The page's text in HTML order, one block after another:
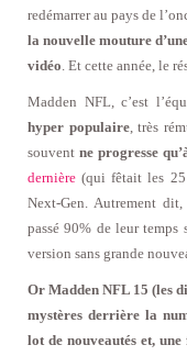
redémarrer au pays de
la nouvelle mouture
vidéo. Et cette année, le
Madden NFL, c’est
hyper populaire, très
souvent ne progresse
dernière (qui fêtait les 25
Next-Gen. Autrement
passé 90% de leur
version sans grande
Or Madden NFL 15 (les
mystères derrière la
lot de nouveautés et, une